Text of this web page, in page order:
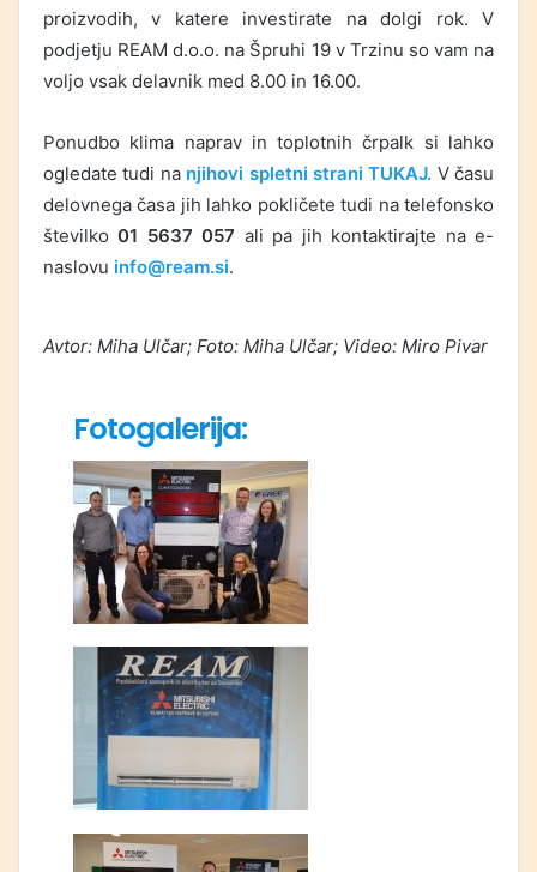
proizvodih, v katere investirate na dolgi rok. V
podjetju REAM d.o.o. na Špruhi 19 v Trzinu so vam na
voljo vsak delavnik med 8.00 in 16.00.
Ponudbo klima naprav in toplotnih črpalk si lahko
ogledate tudi na njihovi spletni strani TUKAJ. V času
delovnega časa jih lahko pokličete tudi na telefonsko
številko01 5637 057 ali pa jih kontaktirajte na e-
naslovu info@ream.si.
Avtor: Miha Ulčar; Foto: Miha Ulčar; Video: Miro Pivar
Fotogalerija: